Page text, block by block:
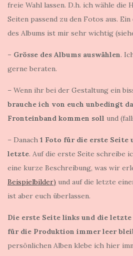
freie Wahl lassen. D.h. ich wähle die
Seiten passend zu den Fotos aus.
des Albums ist mir sehr wichtig
– Grösse des Albums auswählen.
gerne beraten.
– Wenn ihr bei der Gestaltung ein
brauche ich von euch unbedingt
Fronteinband kommen soll und
– Danach 1 Foto für die erste Seite
letzte. Auf die erste Seite schreibe
eine kurze Beschreibung, was wir
Beispielbilder) und auf die letzte
ist aber euch überlassen.
Die erste Seite links und die letzte
für die Produktion immer leer
persönlichen Alben klebe ich hier